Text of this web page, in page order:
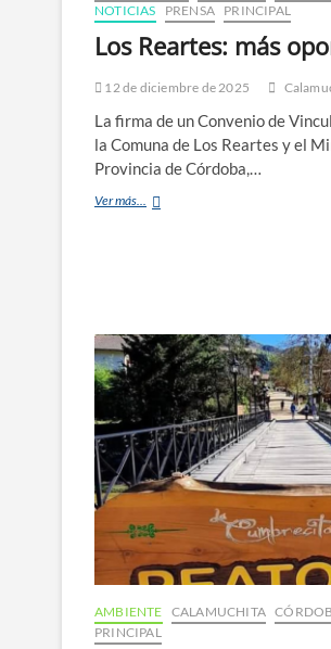
NOTICIAS
PRENSA PRINCIPAL
Los Reartes: más
12 de diciembre de 2025
La firma de un Convenio de
la Comuna de Los Reartes y el
Provincia de Córdoba,…
Ver más...
AMBIENTE CALAMUCHITA
PRINCIPAL